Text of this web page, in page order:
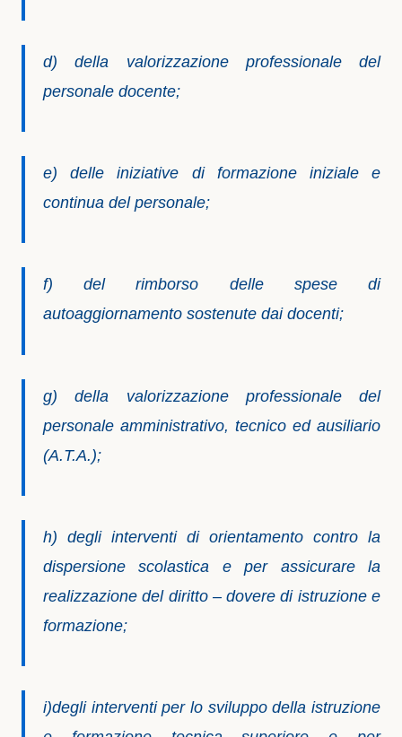
d) della valorizzazione professionale del
personale docente;
e) delle iniziative di formazione iniziale e
continua del personale;
f) del rimborso delle spese di
autoaggiornamento sostenute dai docenti;
g) della valorizzazione professionale del
personale amministrativo, tecnico ed ausiliario
(A.T.A.);
h) degli interventi di orientamento contro la
dispersione scolastica e per assicurare la
realizzazione del diritto – dovere di istruzione e
formazione;
i)degli interventi per lo sviluppo della istruzione